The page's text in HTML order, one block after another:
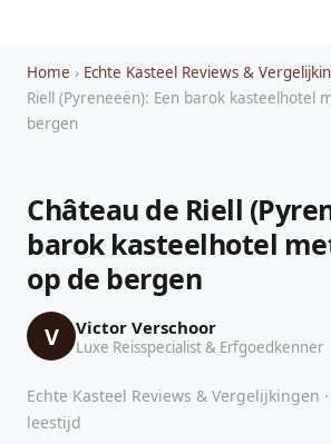
Home › Echte Kasteel Reviews &
Riell (Pyreneeën): Een barok kasteelhotel
bergen
Château de Riell
barok kasteelhotel
op de bergen
V Victor Verschoor
Luxe Reisspecialist & Erfgoedkenner
Echte Kasteel Reviews & Vergelijkingen
leestijd